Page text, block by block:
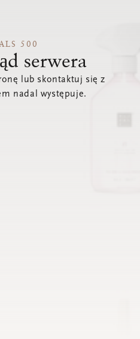
500
serwera
lub skontaktuj się z
nadal występuje.